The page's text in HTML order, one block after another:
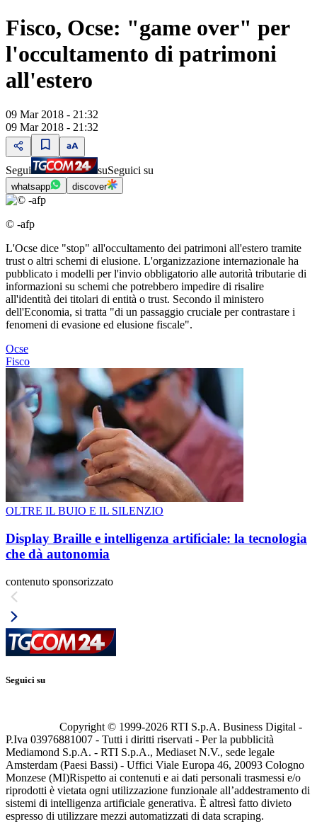
Fisco, Ocse: "game over" per
l'occultamento di patrimoni
all'estero
09 Mar 2018 - 21:32
09 Mar 2018 - 21:32
Segui suSeguici su
whatsapp discover
© -afp
L'Ocse dice "stop" all'occultamento dei patrimoni all'estero tramite
trust o altri schemi di elusione. L'organizzazione internazionale ha
pubblicato i modelli per l'invio obbligatorio alle autorità tributarie di
informazioni su schemi che potrebbero impedire di risalire
all'identità dei titolari di entità o trust. Secondo il ministero
dell'Economia, si tratta "di un passaggio cruciale per contrastare i
fenomeni di evasione ed elusione fiscale".
Ocse
Fisco
OLTRE IL BUIO E IL SILENZIO
Display Braille e intelligenza artificiale: la tecnologia
che dà autonomia
contenuto sponsorizzato
Seguici su
Copyright © 1999-2026 RTI S.p.A. Business Digital -
P.Iva 03976881007 - Tutti i diritti riservati - Per la pubblicità
Mediamond S.p.A. - RTI S.p.A., Mediaset N.V., sede legale
Amsterdam (Paesi Bassi) - Uffici Viale Europa 46, 20093 Cologno
Monzese (MI)Rispetto ai contenuti e ai dati personali trasmessi e/o
riprodotti è vietata ogni utilizzazione funzionale all’addestramento di
sistemi di intelligenza artificiale generativa. È altresì fatto divieto
espresso di utilizzare mezzi automatizzati di data scraping.